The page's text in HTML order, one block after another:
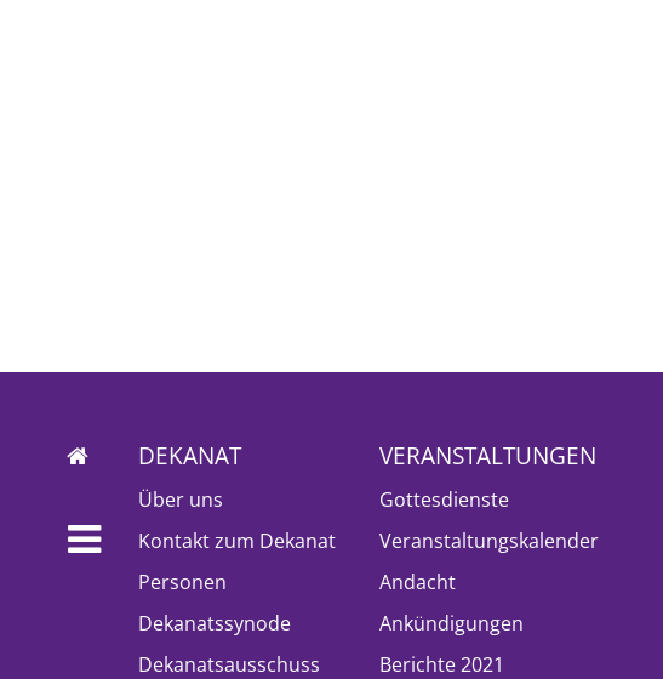
DEKANAT
Über uns
Kontakt zum Dekanat
Personen
Dekanatssynode
Dekanatsausschuss
VERANSTALTUNGEN
Gottesdienste
Veranstaltungskalender
Andacht
Ankündigungen
Berichte 2021